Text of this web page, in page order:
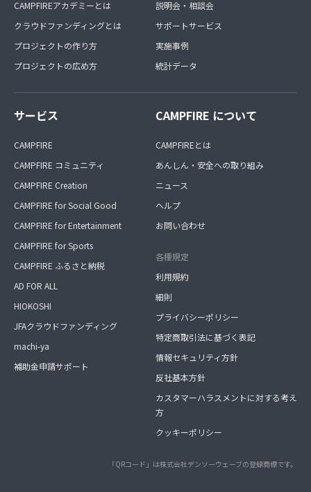
CAMPFIREアカデミーとは
クラウドファンディングとは
プロジェクトの作り方
プロジェクトの広め方
説明会・相談会
サポートサービス
実施事例
統計データ
サービス
CAMPFIRE
CAMPFIRE コミュニティ
CAMPFIRE Creation
CAMPFIRE for Social Good
CAMPFIRE for Entertainment
CAMPFIRE for Sports
CAMPFIRE ふるさと納税
AD FOR ALL
HIOKOSHI
JFAクラウドファンディング
machi-ya
補助金申請サポート
CAMPFIRE について
CAMPFIREとは
あんしん・安全への取り組み
ニュース
ヘルプ
お問い合わせ
各種規定
利用規約
細則
プライバシーポリシー
特定商取引法に基づく表記
情報セキュリティ方針
反社基本方針
カスタマーハラスメントに対する考え
方
クッキーポリシー
「QRコード」は株式会社デンソーウェーブの登録商標です。